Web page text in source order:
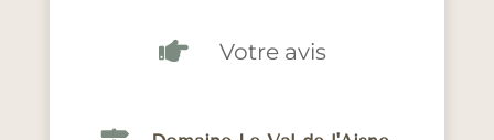
 Votre avis